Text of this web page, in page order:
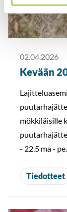
02.04.2026
Kevään
mökkiläisille
- 22.5 ma - pe...
Tiedotteet